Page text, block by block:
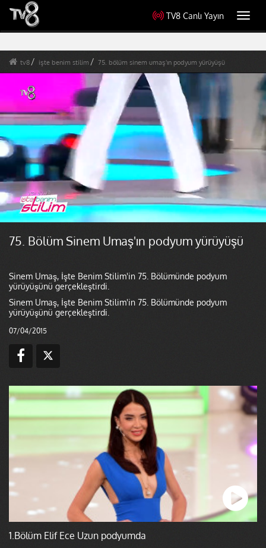
TV8 Canlı Yayın
tv8 işte benim stilim 75. bölüm sinem umaş'ın podyum yürüyüşü
75. Bölüm Sinem Umaş'ın podyum yürüyüşü
Sinem Umaş, İşte Benim Stilim'in 75. Bölümünde podyum
yürüyüşünü gerçekleştirdi.
Sinem Umaş, İşte Benim Stilim'in 75. Bölümünde podyum
yürüyüşünü gerçekleştirdi.
07/04/2015
1.Bölüm Elif Ece Uzun podyumda